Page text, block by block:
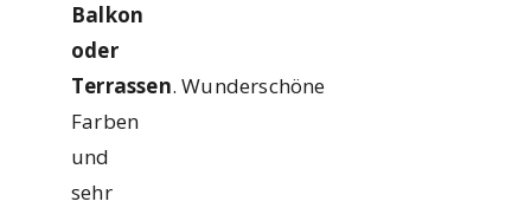
Balkon
oder
Terrassen. Wunderschöne
Farben
und
sehr